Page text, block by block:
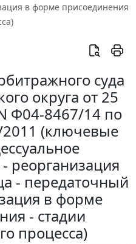
в форме присоединения
суда
округа от 25
Ф04-8467/14 по
(ключевые
реорганизация
- передаточный
в форме
- стадии
процесса)